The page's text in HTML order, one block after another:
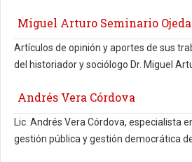
Miguel Arturo Seminario Ojeda
Artículos de opinión y aportes de sus
del historiador y sociólogo Dr. Miguel
Andrés Vera Córdova
Lic. Andrés Vera Córdova, especialista
gestión pública y gestión democrática